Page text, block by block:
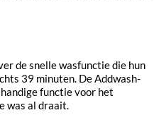
de snelle wasfunctie die hun
39 minuten. De Addwash-
functie voor het
was al draait.